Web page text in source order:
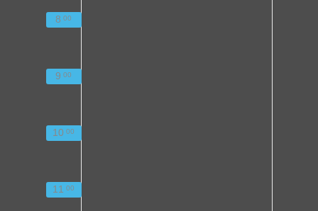
8 00
9 00
10 00
11 00